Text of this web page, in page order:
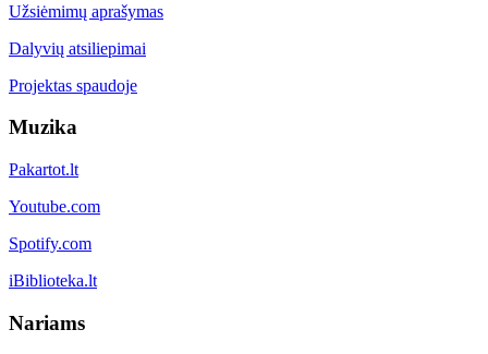
Užsiėmimų aprašymas
Dalyvių atsiliepimai
Projektas spaudoje
Muzika
Pakartot.lt
Youtube.com
Spotify.com
iBiblioteka.lt
Nariams